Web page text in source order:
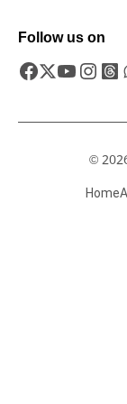
Follow us on
©
Home